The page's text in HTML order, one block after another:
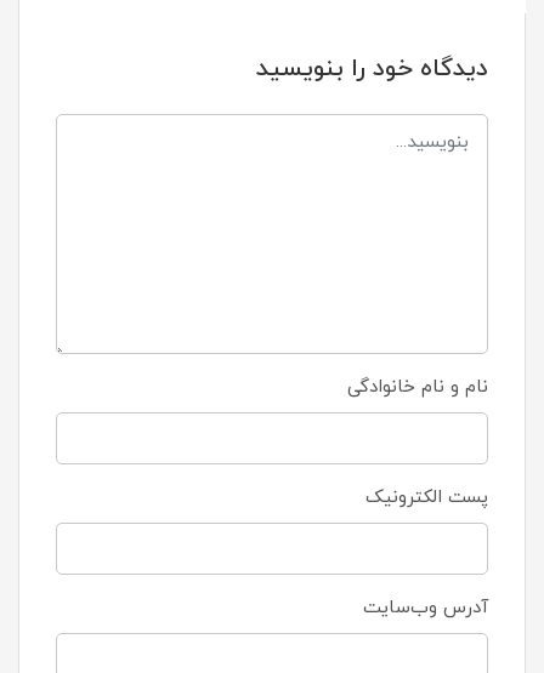
دیدگاه خود را بنویسید
نام و نام خانوادگی
پست الکترونیک
آدرس وب‌سایت